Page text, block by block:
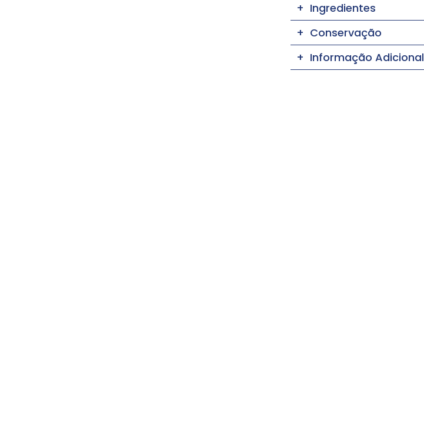
Ingredientes
Conservação
Informação Adicional